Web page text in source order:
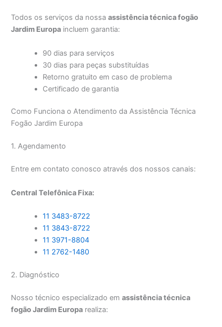
Todos os serviços da nossaassistência técnica fogão
Jardim Europa incluem garantia:
90 dias para serviços
30 dias para peças substituídas
Retorno gratuito em caso de problema
Certificado de garantia
Como Funciona o Atendimento da Assistência Técnica
Fogão Jardim Europa
1. Agendamento
Entre em contato conosco através dos nossos canais:
Central Telefônica Fixa:
11 3483-8722
11 3843-8722
11 3971-8804
11 2762-1480
2. Diagnóstico
Nosso técnico especializado emassistência técnica
fogão Jardim Europa realiza: